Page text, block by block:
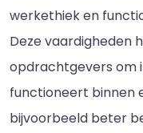
werkethiek en
Deze vaardigheden
opdrachtgevers om
functioneert binnen
bijvoorbeeld beter